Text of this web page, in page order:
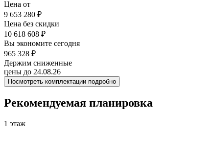
Цена от
9 653 280 ₽
Цена без скидки
10 618 608 ₽
Вы экономите сегодня
965 328 ₽
Держим сниженные
цены до 24.08.26
Посмотреть комплектации подробно
Рекомендуемая планировка
1 этаж